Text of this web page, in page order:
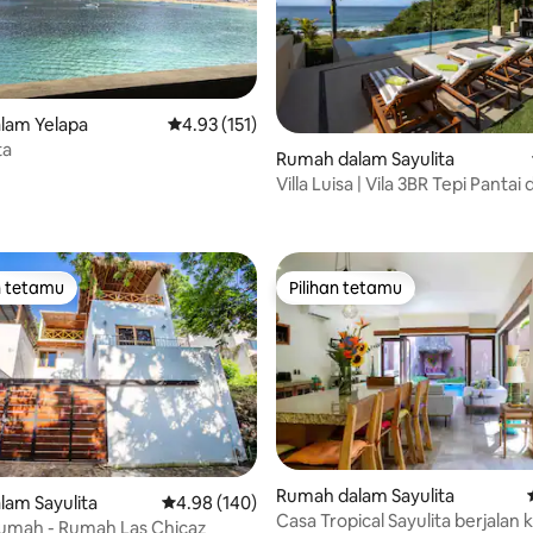
5, 106 ulasan
Yelapa Penarafan purata 4.93 daripada 5, 151 ulasan
4.93 (151)
Rumah dalam Sayulita
Villa Luisa | Vila 3BR Tepi Pantai
5, 135 ulasan
tetamu
tetamu
Sayulita Penarafan purata 4.98 daripada 5, 140 ulasan
4.98 (140)
- Rumah Las Chicaz
Pilihan tetamu
Pilihan tetamu
Rumah dalam Sayulita
Casa Tropical Sayulita berjalan